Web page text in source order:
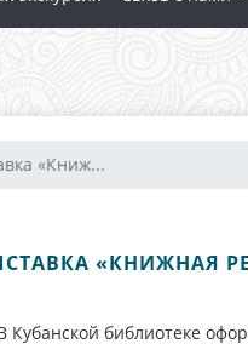
«Книж...
«КНИЖНАЯ
Кубанской библиотеке